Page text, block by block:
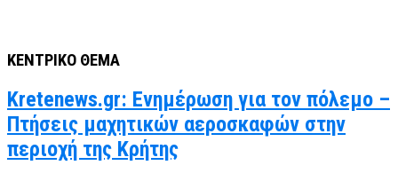
ΚΕΝΤΡΙΚΟ ΘΕΜΑ
Kretenews.gr: Ενημέρωση για τον πόλεμο –
Πτήσεις μαχητικών αεροσκαφών στην
περιοχή της Κρήτης